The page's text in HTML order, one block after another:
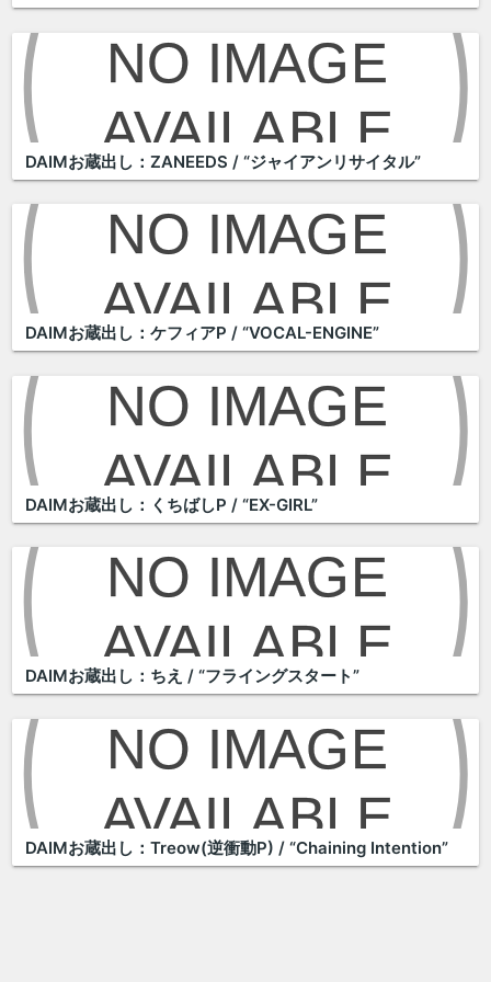
DAIMお蔵出し：ZANEEDS / “ジャイアンリサイタル”
DAIMお蔵出し：ケフィアP / “VOCAL-ENGINE”
DAIMお蔵出し：くちばしP / “EX-GIRL”
DAIMお蔵出し：ちえ / “フライングスタート”
DAIMお蔵出し：Treow(逆衝動P) / “Chaining Intention”